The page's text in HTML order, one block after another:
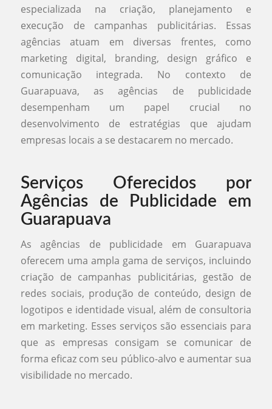
especializada na criação, planejamento e
execução de campanhas publicitárias. Essas
agências atuam em diversas frentes, como
marketing digital, branding, design gráfico e
comunicação integrada. No contexto de
Guarapuava, as agências de publicidade
desempenham um papel crucial no
desenvolvimento de estratégias que ajudam
empresas locais a se destacarem no mercado.
Serviços Oferecidos por
Agências de Publicidade em
Guarapuava
As agências de publicidade em Guarapuava
oferecem uma ampla gama de serviços, incluindo
criação de campanhas publicitárias, gestão de
redes sociais, produção de conteúdo, design de
logotipos e identidade visual, além de consultoria
em marketing. Esses serviços são essenciais para
que as empresas consigam se comunicar de
forma eficaz com seu público-alvo e aumentar sua
visibilidade no mercado.